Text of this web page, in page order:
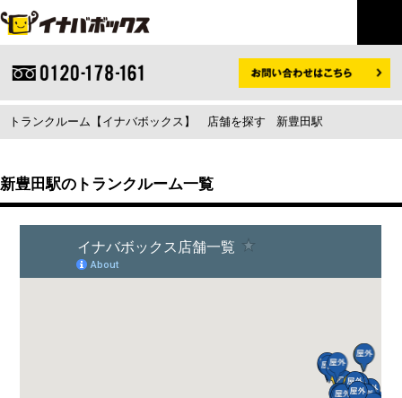
トランクルーム【イナバボックス】 店舗を探す 新豊田駅
新豊田駅のトランクルーム一覧